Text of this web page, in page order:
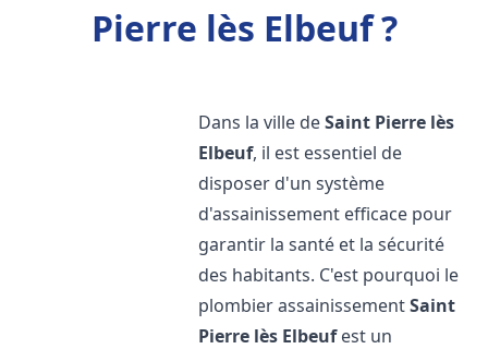
Pierre lès Elbeuf ?
Dans la ville deSaint Pierre lès
Elbeuf, il est essentiel de
disposer d'un système
d'assainissement efficace pour
garantir la santé et la sécurité
des habitants. C'est pourquoi le
plombier assainissementSaint
Pierre lès Elbeufest un